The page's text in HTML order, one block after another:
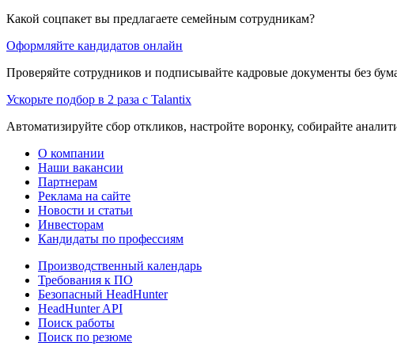
Какой соцпакет вы предлагаете семейным сотрудникам?
Оформляйте кандидатов онлайн
Проверяйте сотрудников и подписывайте кадровые документы без
Ускорьте подбор в 2 раза с Talantix
Автоматизируйте сбор откликов, настройте воронку, собирайте
О компании
Наши вакансии
Партнерам
Реклама на сайте
Новости и статьи
Инвесторам
Кандидаты по профессиям
Производственный календарь
Требования к ПО
Безопасный HeadHunter
HeadHunter API
Поиск работы
Поиск по резюме